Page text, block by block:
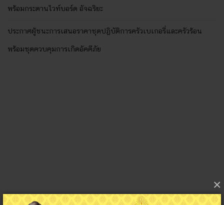
×
พร้อมกระดานไวท์บอร์ด อัจฉริยะ
ประกาศผู้ชนะการเสนอราคาชุดปฏิบัติการครัวเบเกอรี่และครัวร้อน
พร้อมชุดควบคุมการเกิดอัคคีภัย